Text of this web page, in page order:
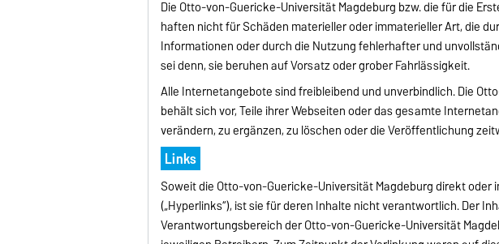
Die Otto-von-Guericke-Universität Magdeburg bzw. die für die
haften nicht für Schäden materieller oder immaterieller Art, die
Informationen oder durch die Nutzung fehlerhafter und
sei denn, sie beruhen auf Vorsatz oder grober Fahrlässigkeit.
Alle Internetangebote sind freibleibend und unverbindlich. Die
behält sich vor, Teile ihrer Webseiten oder das gesamte
verändern, zu ergänzen, zu löschen oder die Veröffentlichung
Links
Soweit die Otto-von-Guericke-Universität Magdeburg direkt
(„Hyperlinks“), ist sie für deren Inhalte nicht verantwortlich. Der
Verantwortungsbereich der Otto-von-Guericke-Universität